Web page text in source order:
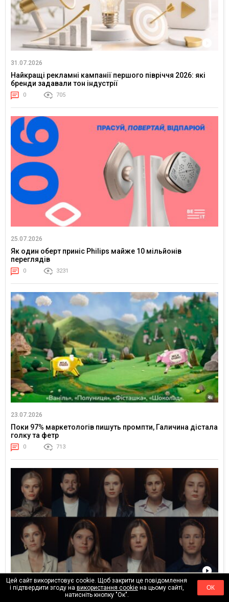
31.07.2026
Найкращі рекламні кампанії першого півріччя 2026: які
бренди задавали тон індустрії
0 705
25.07.2026
Як один оберт приніс Philips майже 10 мільйонів
переглядів
0 3231
23.07.2026
Поки 97% маркетологів пишуть промпти, Галичина дістала
голку та фетр
0 713
25.06.2026
Цей сайт використовує cookie. Щоб закрити це повідомлення
і підтвердити згоду на використання cookieна цьому сайті,
натисніть кнопку "Ок".
ОК